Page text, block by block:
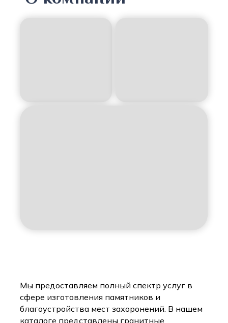
Мы предоставляем полный спектр услуг в
сфере изготовления памятников и
благоустройства мест захоронений. В нашем
каталоге представлены гранитные